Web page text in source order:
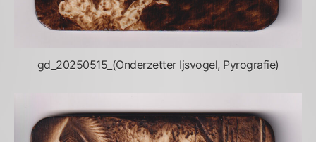
gd_20250515_(Onderzetter Ijsvogel, Pyrografie)